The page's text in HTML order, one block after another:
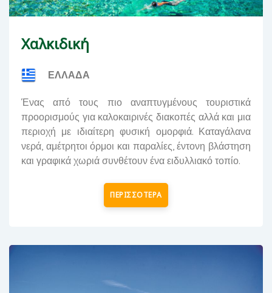
Χαλκιδική
ΕΛΛΑΔΑ
Ένας από τους πιο αναπτυγμένους τουριστικά
προορισμούς για καλοκαιρινές διακοπές αλλά και μια
περιοχή με ιδιαίτερη φυσική ομορφιά. Καταγάλανα
νερά, αμέτρητοι όρμοι και παραλίες, έντονη βλάστηση
και γραφικά χωριά συνθέτουν ένα ειδυλλιακό τοπίο.
ΠΕΡΙΣΣΟΤΕΡΑ